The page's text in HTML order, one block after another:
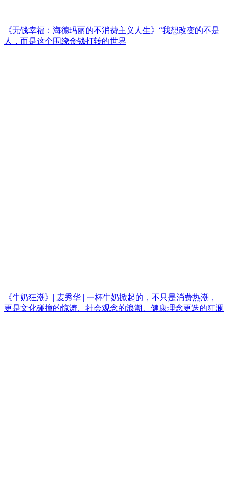
《无钱幸福：海德玛丽的不消费主义人生》“我想改变的不是
人，而是这个围绕金钱打转的世界
《牛奶狂潮》| 麦秀华 | 一杯牛奶掀起的，不只是消费热潮，
更是文化碰撞的惊涛、社会观念的浪潮、健康理念更迭的狂澜